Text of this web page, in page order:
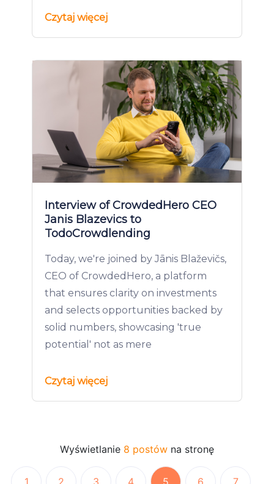
Czytaj więcej
Interview of CrowdedHero CEO
Janis Blazevics to
TodoCrowdlending
Today, we're joined by Jānis Blaževičs,
CEO of CrowdedHero, a platform
that ensures clarity on investments
and selects opportunities backed by
solid numbers, showcasing 'true
potential' not as mere
Czytaj więcej
Wyświetlanie 8 postów na stronę
1 2 3 4 5 6 7